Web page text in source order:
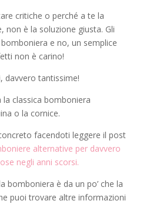
critiche o perché a te la
non è la soluzione giusta. Gli
e no, un semplice
non è carino!
davvero tantissime!
classica bomboniera
o la cornice.
facendoti leggere il post
alternative per davvero
negli anni scorsi.
bomboniera è da un po’ che la
puoi trovare altre informazioni